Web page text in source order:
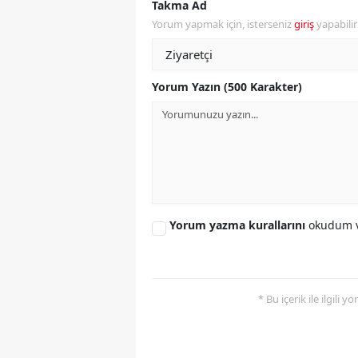
Takma Ad
Yorum yapmak için, istersenizgiriş
Yorum Yazın (500 Karakter)
Yorum yazma kurallarını okudum
* Bu içerik ile ilgili